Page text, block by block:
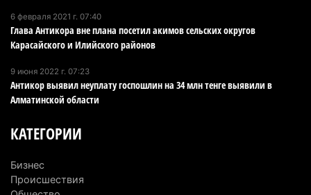
запустят в Алатау
5 августа 2026 г. 12:32
Туриста с тяжелыми травмами эвакуировали в
горах Алматинской области после камнепада
Хозяина собак, едва не загрызших ребенка в
трагедии
5 августа 2026 г. 09:17
6 февраля 2021 г. 07:40
Глава Антикора вне плана посетил акимов сельских округов
Карасайского и Илийского районов
9 июня 2022 г. 07:23
Антикор выявил неуплату госпошлин на 34 млн тенге выявили в
Алматинской области
КАТЕГОРИИ
Бизнес
Происшествия